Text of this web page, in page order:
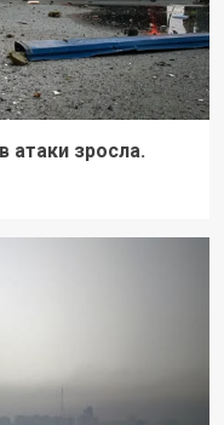
атаки зросла.